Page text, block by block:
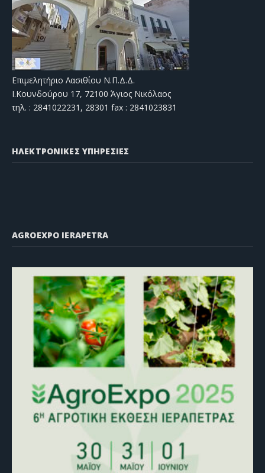
Επιμελητήριο Λασιθίου Ν.Π.Δ.Δ.
Ι.Κουνδούρου 17, 72100 Άγιος Νικόλαος
τηλ. : 2841022231, 28301 fax : 2841023831
ΗΛΕΚΤΡΟΝΙΚΕΣ ΥΠΗΡΕΣΙΕΣ
AGROEXPO IERAPETRA